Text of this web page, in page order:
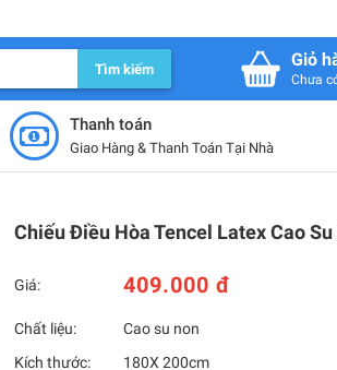
Tìm kiếm Giỏ
Chưa
Thanh toán
Giao Hàng & Thanh Toán Tại Nhà
Chiếu Điều Hòa Tencel Latex Cao
Giá: 409.000 đ
Chất liệu:
Cao su non
Kích thước:
180X 200cm